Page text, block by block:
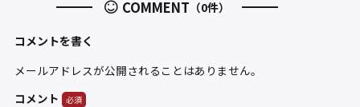
COMMENT （0件）
コメントを書く
メールアドレスが公開されることはありません。
コメント